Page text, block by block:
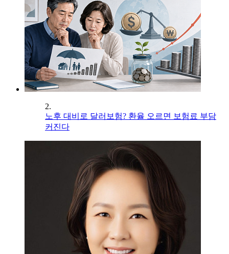
2.
노후 대비로 달러보험? 환율 오르면 보험료 부담
커진다